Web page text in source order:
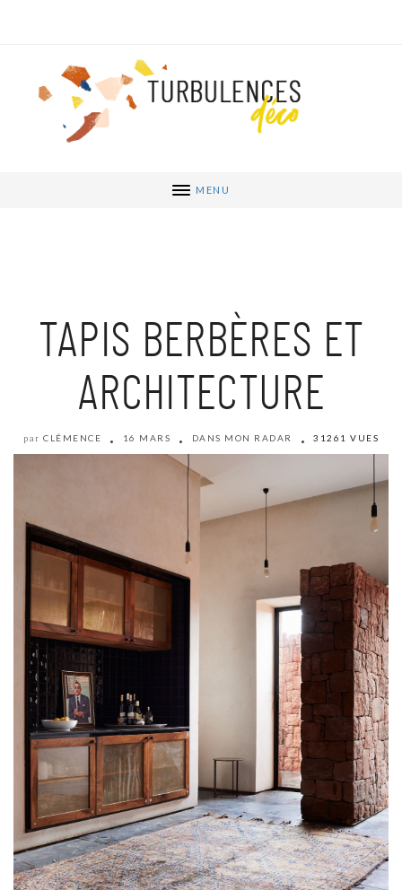
MENU
TAPIS BERBÈRES ET
ARCHITECTURE
par CLÉMENCE 16 MARS DANS MON RADAR 31261 VUES